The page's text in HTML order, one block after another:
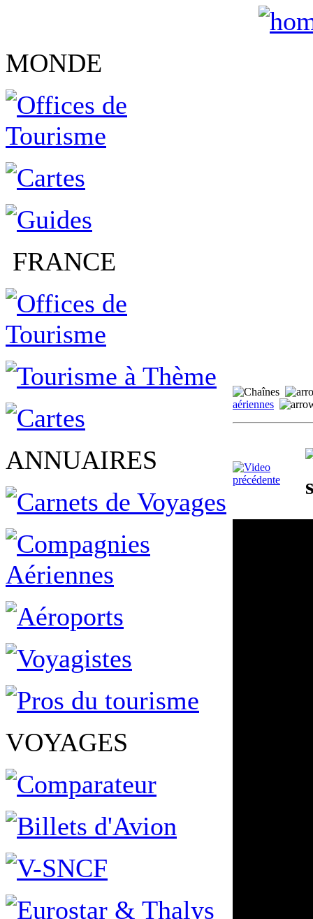
MONDE
FRANCE
ANNUAIRES
VOYAGES
aériennes